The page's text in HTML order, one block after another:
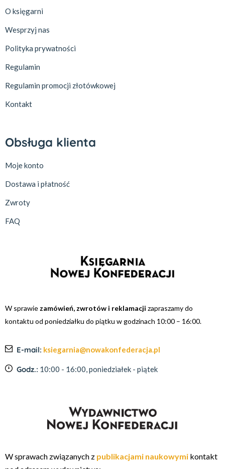
O księgarni
Wesprzyj nas
Polityka prywatności
Regulamin
Regulamin promocji złotówkowej
Kontakt
Obsługa klienta
Moje konto
Dostawa i płatność
Zwroty
FAQ
W sprawie zamówień, zwrotów i reklamacji zapraszamy do
kontaktu od poniedziałku do piątku w godzinach 10:00 – 16:00.
E-mail: ksiegarnia@nowakonfederacja.pl
Godz.: 10:00 - 16:00, poniedziałek - piątek
W sprawach związanych z publikacjami naukowymi kontakt